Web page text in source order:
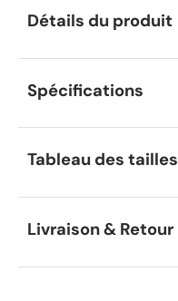
Détails du produit
Spécifications
Tableau des tailles
Livraison & Retour